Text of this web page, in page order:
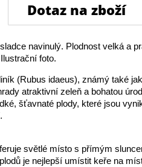
Dotaz na zboží
navinulý. Plodnost velká a
foto.
(Rubus idaeus), známý také
atraktivní zeleň a bohatou
šťavnaté plody, které jsou
světlé místo s přímým
je nejlepší umístit keře na